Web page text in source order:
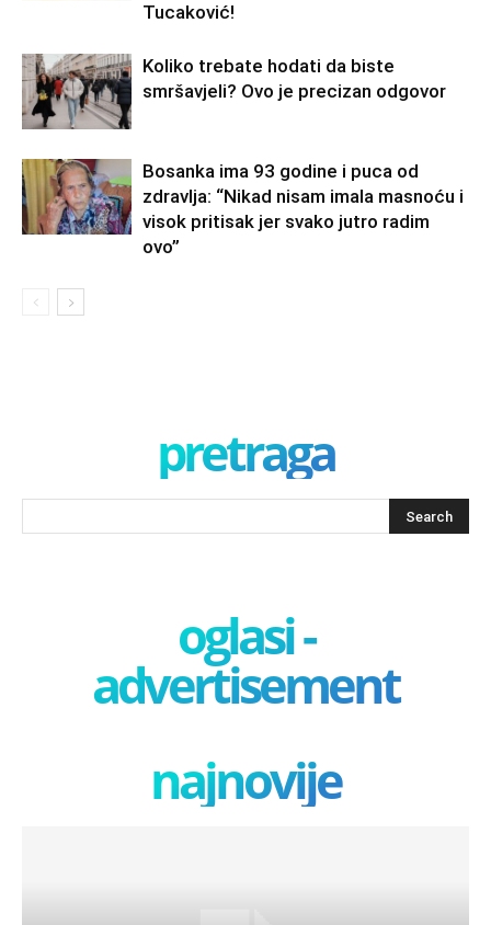
Tucaković!
Koliko trebate hodati da biste
smršavjeli? Ovo je precizan odgovor
Bosanka ima 93 godine i puca od
zdravlja: “Nikad nisam imala masnoću i
visok pritisak jer svako jutro radim
ovo”
pretraga
oglasi -
advertisement
najnovije